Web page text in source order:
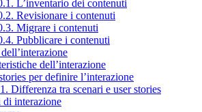
L’inventario dei contenuti
Revisionare i contenuti
Migrare i contenuti
Pubblicare i contenuti
dell’interazione
per definire l’interazione
Differenza tra scenari e user stories
di interazione